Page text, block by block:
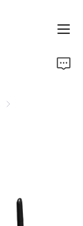
Elektronika